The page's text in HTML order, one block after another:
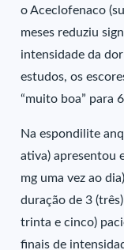
o Aceclofenaco
meses reduziu
intensidade da
estudos, os
“muito boa” para
Na espondilite
ativa) apresentou
mg uma vez ao
duração de 3
trinta e cinco)
finais de